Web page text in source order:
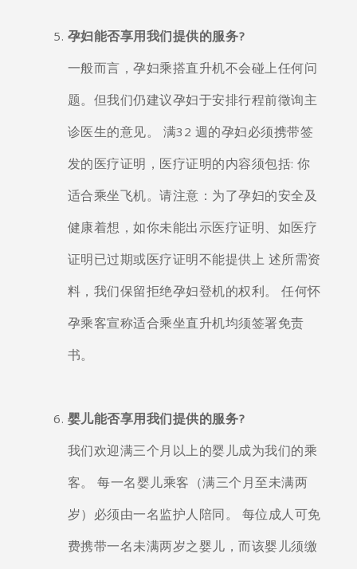
孕妇能否享用我们提供的服务?
一般而言，孕妇乘搭直升机不会碰上任何问
题。但我们仍建议孕妇于安排行程前徵询主
诊医生的意见。 满32 週的孕妇必须携带签
发的医疗证明，医疗证明的内容须包括: 你
适合乘坐飞机。请注意：为了孕妇的安全及
健康着想，如你未能出示医疗证明、如医疗
证明已过期或医疗证明不能提供上 述所需资
料，我们保留拒绝孕妇登机的权利。 任何怀
孕乘客宣称适合乘坐直升机均须签署免责
书。
婴儿能否享用我们提供的服务?
我们欢迎满三个月以上的婴儿成为我们的乘
客。 每一名婴儿乘客（满三个月至未满两
岁）必须由一名监护人陪同。 每位成人可免
费携带一名未满两岁之婴儿，而该婴儿须缴